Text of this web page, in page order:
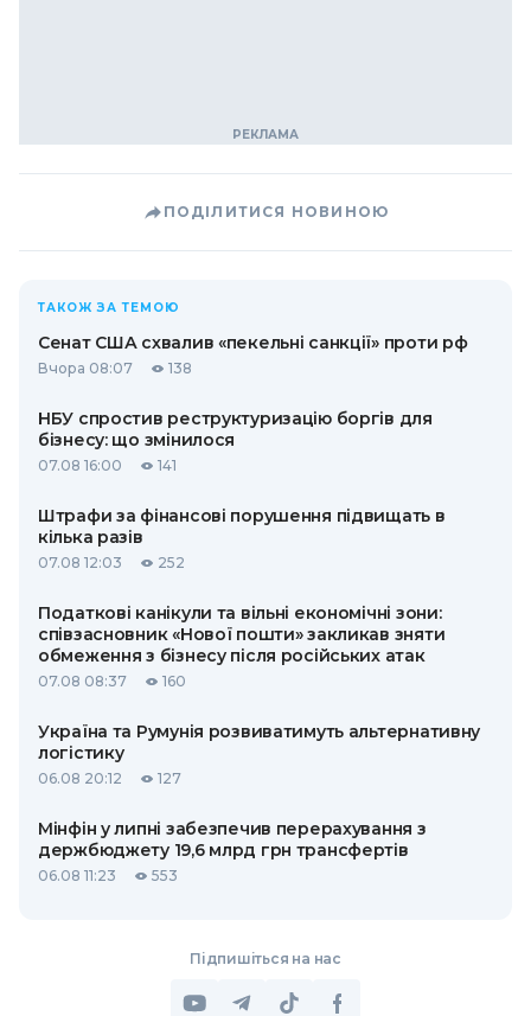
ПОДІЛИТИСЯ НОВИНОЮ
ТАКОЖ ЗА ТЕМОЮ
Сенат США схвалив «пекельні санкції» проти рф
Вчора 08:07 138
НБУ спростив реструктуризацію боргів для
бізнесу: що змінилося
07.08 16:00 141
Штрафи за фінансові порушення підвищать в
кілька разів
07.08 12:03 252
Податкові канікули та вільні економічні зони:
співзасновник «Нової пошти» закликав зняти
обмеження з бізнесу після російських атак
07.08 08:37 160
Україна та Румунія розвиватимуть альтернативну
логістику
06.08 20:12 127
Мінфін у липні забезпечив перерахування з
держбюджету 19,6 млрд грн трансфертів
06.08 11:23 553
Підпишіться на нас